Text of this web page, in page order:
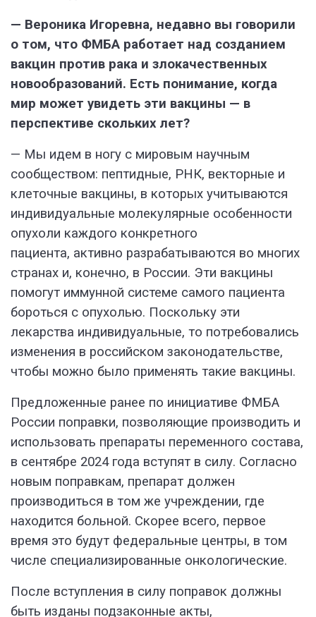
— Вероника Игоревна, недавно вы говорили
о том, что ФМБА работает над созданием
вакцин против рака и злокачественных
новообразований. Есть понимание, когда
мир может увидеть эти вакцины — в
перспективе скольких лет?
— Мы идем в ногу с мировым научным
сообществом: пептидные, РНК, векторные и
клеточные вакцины, в которых учитываются
индивидуальные молекулярные особенности
опухоли каждого конкретного
пациента, активно разрабатываются во многих
странах и, конечно, в России. Эти вакцины
помогут иммунной системе самого пациента
бороться с опухолью. Поскольку эти
лекарства индивидуальные, то потребовались
изменения в российском законодательстве,
чтобы можно было применять такие вакцины.
Предложенные ранее по инициативе ФМБА
России поправки, позволяющие производить и
использовать препараты переменного состава,
в сентябре 2024 года вступят в силу. Согласно
новым поправкам, препарат должен
производиться в том же учреждении, где
находится больной. Скорее всего, первое
время это будут федеральные центры, в том
числе специализированные онкологические.
После вступления в силу поправок должны
быть изданы подзаконные акты,